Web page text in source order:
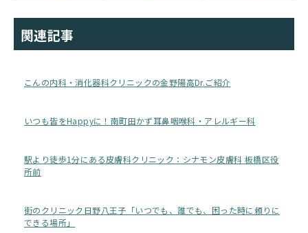
関連記事
こんの内科・消化器科クリニックの金野陽高Dr.ご紹介
いつも皆をHappyに！南町田かず耳鼻咽喉科・アレルギー科
駅より徒歩1分にある皮膚科クリニック：シナモン皮膚科 板橋区役
所前
街のクリニック日野八王子「いつでも、誰でも、困った時に頼りに
できる場所」